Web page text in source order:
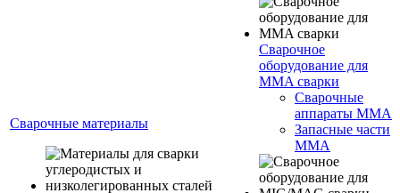
Сварочные материалы
Сварочное
оборудование для
MMA сварки
Сварочные
аппараты MMA
Запасные части
MMA